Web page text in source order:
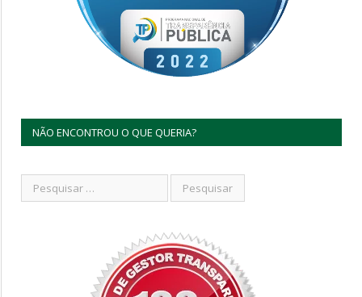
NÃO ENCONTROU O QUE QUERIA?